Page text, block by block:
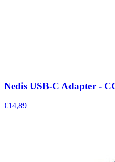
Nedis USB-C Adapter -
€14,89